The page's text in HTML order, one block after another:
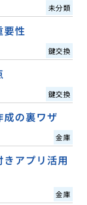
未分類
要性
鍵交換
鍵交換
成の裏ワザ
金庫
アプリ活用
金庫